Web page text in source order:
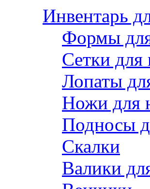
Инвентарь
Формы
Сетки
Лопаты
Ножи для
Подносы
Скалки
Валики